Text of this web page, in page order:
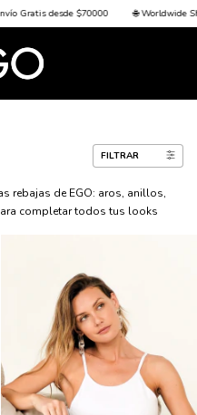
🌐 Worldwide Shipping 🌐 🏦
FILTRAR
rebajas de EGO: aros, anillos,
completar todos tus looks